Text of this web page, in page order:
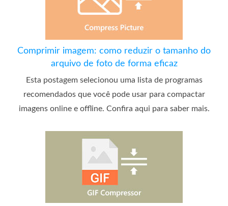
Comprimir imagem: como reduzir o tamanho do
arquivo de foto de forma eficaz
Esta postagem selecionou uma lista de programas
recomendados que você pode usar para compactar
imagens online e offline. Confira aqui para saber mais.